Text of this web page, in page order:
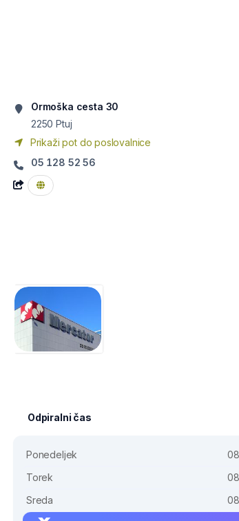
Ormoška cesta 30
2250 Ptuj
Prikaži pot do poslovalnice
05 128 52 56
Odpiralni čas
Ponedeljek
Torek
Sreda